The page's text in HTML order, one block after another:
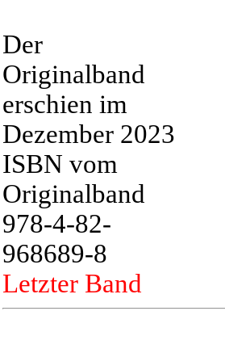
Der
Originalband
erschien im
Dezember 2023
ISBN vom
Originalband
978-4-82-
968689-8
Letzter Band